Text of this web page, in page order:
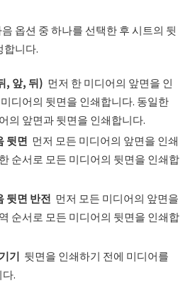
옵션 중 하나를 선택한 후 시트의 뒷
합니다.
, 앞, 뒤) 먼저 한 미디어의 앞면을 인
디어의 뒷면을 인쇄합니다. 동일한
의 앞면과 뒷면을 인쇄합니다.
뒷면 먼저 모든 미디어의 앞면을 인쇄
순서로 모든 미디어의 뒷면을 인쇄합
뒷면 반전 먼저 모든 미디어의 앞면을
순서로 모든 미디어의 뒷면을 인쇄합
기 뒷면을 인쇄하기 전에 미디어를
.